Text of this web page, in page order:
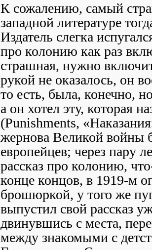
К сожалению, самый
западной литературе
Издатель слегка
про колонию как раз
страшная, нужно
рукой не оказалось, он
то есть, была, конечно,
а он хотел эту, которая
(Punishments,
жернова Великой войны
европейцев; через пару
рассказ про колонию,
конце концов, в 1919-м
брошюркой, у того же
выпустил свой рассказ
двинувшись с места,
между знакомыми с